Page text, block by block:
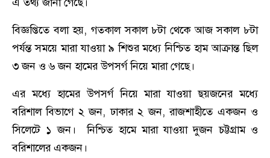
বিজ্ঞপ্তিতে বলা হয়, গতকাল সকাল ৮টা থেকে আজ সকাল ৮টা
পর্যন্ত সময়ে মারা যাওয়া ৯ শিশুর মধ্যে নিশ্চিত হাম আক্রান্ত ছিল
৩ জন ও ৬ জন হামের উপসর্গ নিয়ে মারা গেছে।
এর মধ্যে হামের উপসর্গ নিয়ে মারা যাওয়া ছয়জনের মধ্যে
বরিশাল বিভাগে ২ জন, ঢাকার ২ জন, রাজশাহীতে একজন ও
সিলেটে ১ জন। নিশ্চিত হামে মারা যাওয়া দুজন চট্টগ্রাম ও
বরিশালের একজন।